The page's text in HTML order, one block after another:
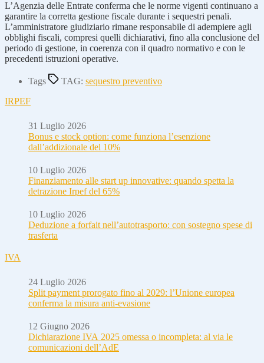
L’Agenzia delle Entrate conferma che le norme vigenti continuano a
garantire la corretta gestione fiscale durante i sequestri penali.
L’amministratore giudiziario rimane responsabile di adempiere agli
obblighi fiscali, compresi quelli dichiarativi, fino alla conclusione del
periodo di gestione, in coerenza con il quadro normativo e con le
precedenti istruzioni operative.
Tags TAG: sequestro preventivo
IRPEF
31 Luglio 2026
Bonus e stock option: come funziona l’esenzione
dall’addizionale del 10%
10 Luglio 2026
Finanziamento alle start up innovative: quando spetta la
detrazione Irpef del 65%
10 Luglio 2026
Deduzione a forfait nell’autotrasporto: con sostegno spese di
trasferta
IVA
24 Luglio 2026
Split payment prorogato fino al 2029: l’Unione europea
conferma la misura anti-evasione
12 Giugno 2026
Dichiarazione IVA 2025 omessa o incompleta: al via le
comunicazioni dell’AdE